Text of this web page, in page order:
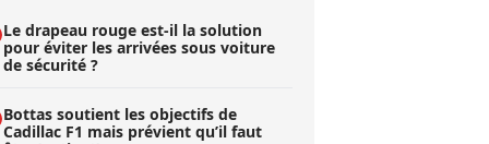
Le drapeau rouge est-il la solution
pour éviter les arrivées sous voiture
de sécurité ?
Bottas soutient les objectifs de
Cadillac F1 mais prévient qu’il faut